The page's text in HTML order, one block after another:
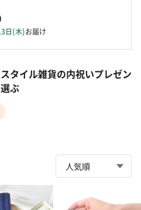
日(木)お届け
タイル雑貨の内祝いプレゼン
ぶ